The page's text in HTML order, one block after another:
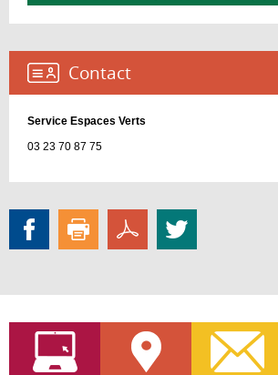
Contact :
Service Espaces Verts
03 23 70 87 75